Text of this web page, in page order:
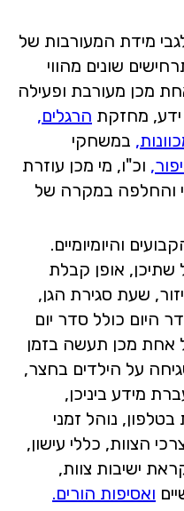
מידת המעורבות של
שונים מהווי
מכן מעורבת ופעילה
ידע, מחזקת הרגלים,
במשחקי
וכ"ו, מי מכן עוזרת
והחלפה במקרה של
והיומיומיים.
אופן קבלת
שעת סגירת הגן,
היום כולל סדר יום
אחת מכן תעשה בזמן
על הילדים בחצר,
מידע ביניכן,
נוהל זמני
הצוות, כללי עישון,
ישיבות צוות,
ואסיפות הורים.